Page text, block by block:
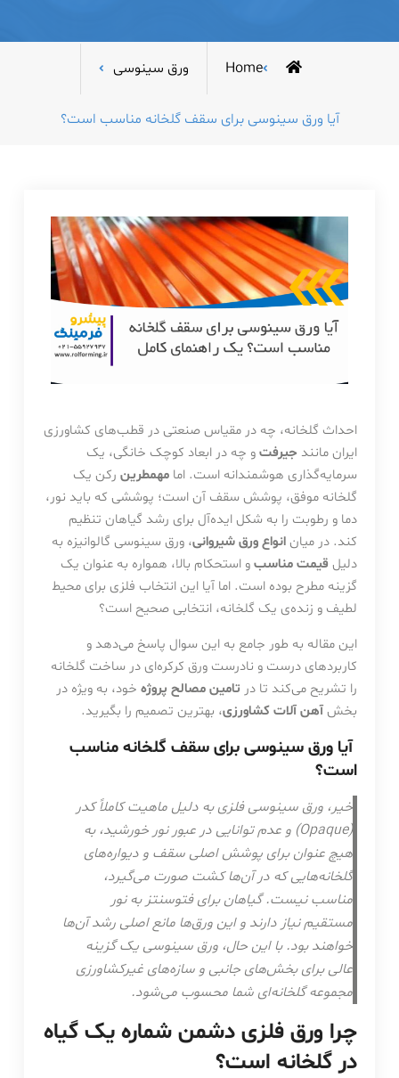
Home ورق سینوسی
آیا ورق سینوسی برای سقف گلخانه مناسب است؟
احداث گلخانه، چه در مقیاس صنعتی در قطب‌های کشاورزی
ایران مانند جیرفتو چه در ابعاد کوچک خانگی، یک
سرمایه‌گذاری هوشمندانه است. اما مهمطرینرکن یک
گلخانه موفق، پوشش سقف آن است؛ پوششی که باید نور،
دما و رطوبت را به شکل ایده‌آل برای رشد گیاهان تنظیم
کند. در میان انواع ورق شیروانی، ورق سینوسی گالوانیزه به
دلیل قیمت مناسبو استحکام بالا، همواره به عنوان یک
گزینه مطرح بوده است. اما آیا این انتخاب فلزی برای محیط
لطیف و زنده‌ی یک گلخانه، انتخابی صحیح است؟
این مقاله به طور جامع به این سوال پاسخ می‌دهد و
کاربردهای درست و نادرست ورق کرکره‌ای در ساخت گلخانه
را تشریح می‌کند تا در تامین مصالح پروژهخود، به ویژه در
بخش آهن آلات کشاورزی، بهترین تصمیم را بگیرید.
آیا ورق سینوسی برای سقف گلخانه مناسب
است؟
خیر، ورق سینوسی فلزی به دلیل ماهیت کاملاً کدر
(Opaque) و عدم توانایی در عبور نور خورشید، به
هیچ عنوان برای پوشش اصلی سقف و دیواره‌های
گلخانه‌هایی که در آن‌ها کشت صورت می‌گیرد،
مناسب نیست. گیاهان برای فتوسنتز به نور
مستقیم نیاز دارند و این ورق‌ها مانع اصلی رشد آن‌ها
خواهند بود. با این حال، ورق سینوسی یک گزینه
عالی برای بخش‌های جانبی و سازه‌های غیرکشاورزی
مجموعه گلخانه‌ای شما محسوب می‌شود.
چرا ورق فلزی دشمن شماره یک گیاه
در گلخانه است؟